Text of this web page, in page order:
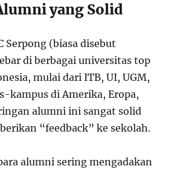
yang Solid
Serpong (biasa disebut
di berbagai universitas top
mulai dari ITB, UI, UGM,
kampus di Amerika, Eropa,
alumni ini sangat solid
“feedback” ke sekolah.
alumni sering mengadakan